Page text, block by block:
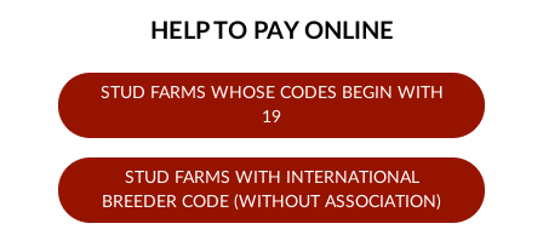
HELP TO PAY ONLINE
STUD FARMS WHOSE CODES BEGIN WITH
19
STUD FARMS WITH INTERNATIONAL
BREEDER CODE (WITHOUT ASSOCIATION)